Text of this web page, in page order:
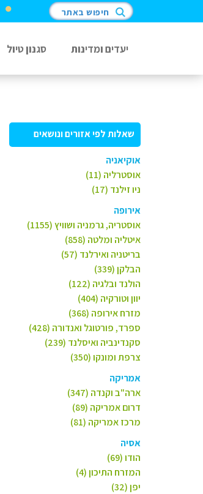
חיפוש באתר
יעדים ומדינות סגנון טיול
שאלות לפי אזורים ונושאים
אוקיאניה
אוסטרליה (11)
ניו זילנד (17)
אירופה
אוסטריה, גרמניה ושוויץ (1155)
איטליה ומלטה (858)
בריטניה ואירלנד (57)
הבלקן (339)
הולנד ובלגיה (122)
יוון וטורקיה (404)
מזרח אירופה (368)
ספרד, פורטוגל ואנדורה (428)
סקנדינביה ואיסלנד (239)
צרפת ומונקו (350)
אמריקה
ארה"ב וקנדה (347)
דרום אמריקה (89)
מרכז אמריקה (81)
אסיה
הודו (69)
המזרח התיכון (4)
יפן (32)